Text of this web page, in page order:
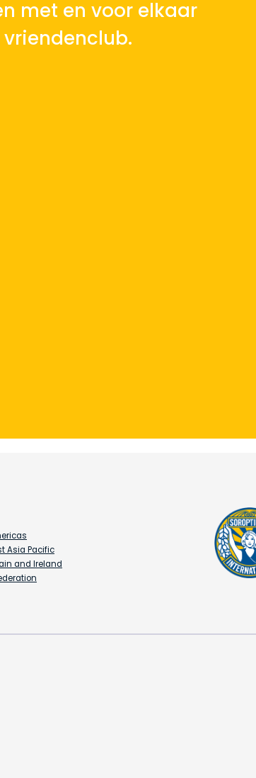
met en voor elkaar
Asia Pacific
and Ireland